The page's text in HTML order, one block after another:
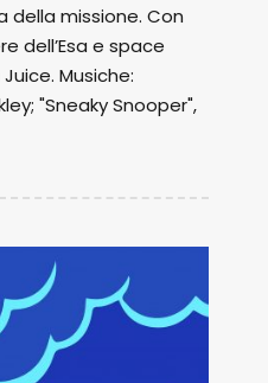
della missione. Con
dell’Esa e space
Musiche:
"Sneaky Snooper",